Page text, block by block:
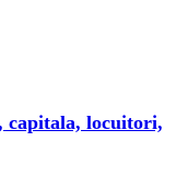
capitala, locuitori,